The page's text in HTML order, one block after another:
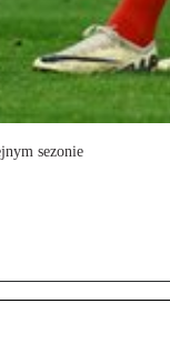
sezonie